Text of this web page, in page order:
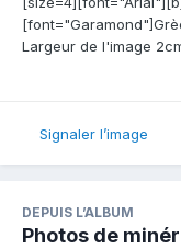
Largeur de l'image
Signaler l’image
DEPUIS L’ALBUM
Photos de